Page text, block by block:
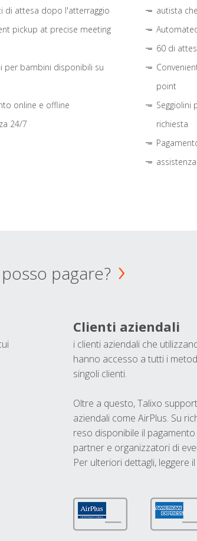
di attesa dopo l'atterraggio
pickup at precise meeting
per bambini disponibili su
online e offline
24/7
autista
60 di
point
Seggiolini
richiesta
pagare?
Clienti aziendali
i clienti aziendali che
hanno accesso a tutti i
singoli clienti.
Oltre a questo, Talixo
aziendali come AirPlus. Su
reso disponibile il
partner e organizzatori di
Per ulteriori dettagli, leggere il